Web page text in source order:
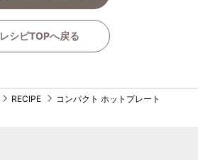
レシピTOPへ戻る
RECIPE
コンパクト ホットプレート